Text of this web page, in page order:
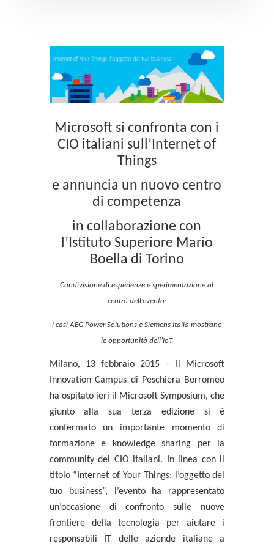
Microsoft si confronta con i
CIO italiani sull’Internet of
Things
e annuncia un nuovo centro
di competenza
in collaborazione con
l’Istituto Superiore Mario
Boella di Torino
Condivisione di esperienze e sperimentazione al
centro dell’evento:
i casi AEG Power Solutions e Siemens Italia mostrano
le opportunità dell’IoT
Milano, 13 febbraio 2015 – Il
Microsoft
Innovation Campus di Peschiera Borromeo
ha ospitato ieri il
Microsoft Symposium, che
giunto alla sua terza edizione si è
confermato un importante momento di
formazione e knowledge sharing per la
community dei CIO italiani. In linea con il
titolo “ Internet of Your Things: l’oggetto del
tuo business”, l’evento ha rappresentato
un’occasione di confronto sulle nuove
frontiere della tecnologia per aiutare i
responsabili IT delle aziende italiane a